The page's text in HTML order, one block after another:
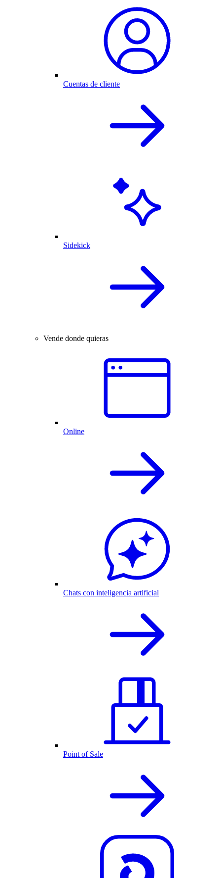
Cuentas de cliente
Sidekick
Vende donde quieras
Online
Chats con inteligencia artificial
Point of Sale